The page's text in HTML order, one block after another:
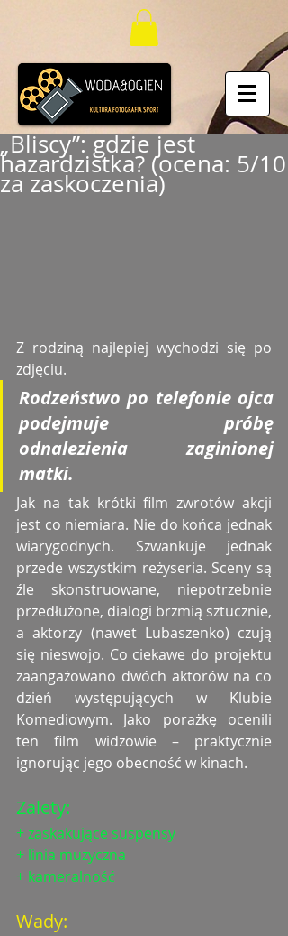
„Bliscy”: gdzie jest
hazardzistka? (ocena: 5/10
za zaskoczenia)
Z rodziną najlepiej wychodzi się po
zdjęciu.
Rodzeństwo po telefonie ojca
podejmuje próbę
odnalezienia zaginionej
matki.
Jak na tak krótki film zwrotów akcji
jest co niemiara. Nie do końca jednak
wiarygodnych. Szwankuje jednak
przede wszystkim reżyseria. Sceny są
źle skonstruowane, niepotrzebnie
przedłużone, dialogi brzmią sztucznie,
a aktorzy (nawet Lubaszenko) czują
się nieswojo. Co ciekawe do projektu
zaangażowano dwóch aktorów na co
dzień występujących w Klubie
Komediowym. Jako porażkę ocenili
ten film widzowie – praktycznie
ignorując jego obecność w kinach.
Zalety:
+ zaskakujące suspensy
+ linia muzyczna
+ kameralność
Wady: